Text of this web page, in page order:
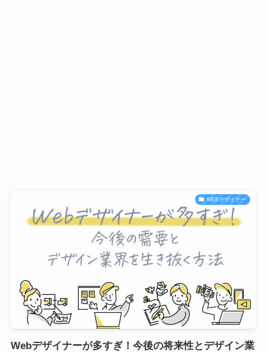
WEBデザイナー
Webデザイナーが多すぎ！今後の将来性とデザイン業